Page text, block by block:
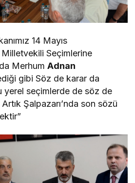
14 Mayıs
Seçimlerine
MerhumAdnan
gibi Söz de karar da
yerel seçimlerde de söz de
Şalpazarı’nda son sözü